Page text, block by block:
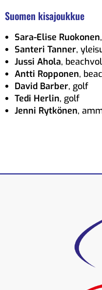
Suomen kisajoukkue
Sara-Elise Ruokonen
Santeri Tanner,
Jussi Ahola,
Antti Ropponen,
David Barber, golf
Tedi Herlin, golf
Jenni Rytkönen,